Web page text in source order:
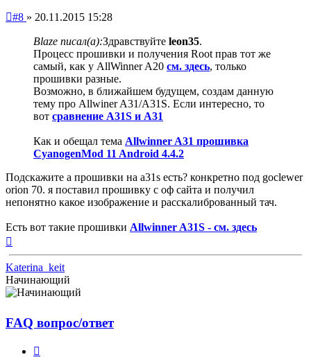
Непрочитанное
#8 » 20.11.2015 15:28
Blaze писал(а):Здравствуйте leon35.
Процесс прошивки и получения Root прав тот же
самый, как у AllWinner A20 см. здесь, только
прошивки разные.
Возможно, в ближайшем будущем, создам данную
тему про Allwiner A31/A31S. Если интересно, то
вот cравнение А31S и А31
Как и обещал тема Allwinner A31 прошивка
CyanogenMod 11 Android 4.4.2
Подскажите а прошивки на a31s есть? конкретно под goclewer
orion 70. я поставил прошивку с оф сайта и получил
непонятно какое изображение и расскалиброванный тач.
Есть вот такие прошивки Allwinner A31S - см. здесь
началу
Katerina_keit
Начинающий
FAQ вопрос/ответ